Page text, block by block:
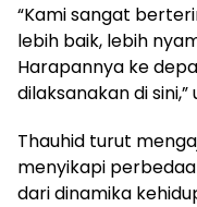
“Kami sangat
lebih baik, lebih
Harapannya ke
dilaksanakan di sini,”
Thauhid turut
menyikapi
dari dinamika